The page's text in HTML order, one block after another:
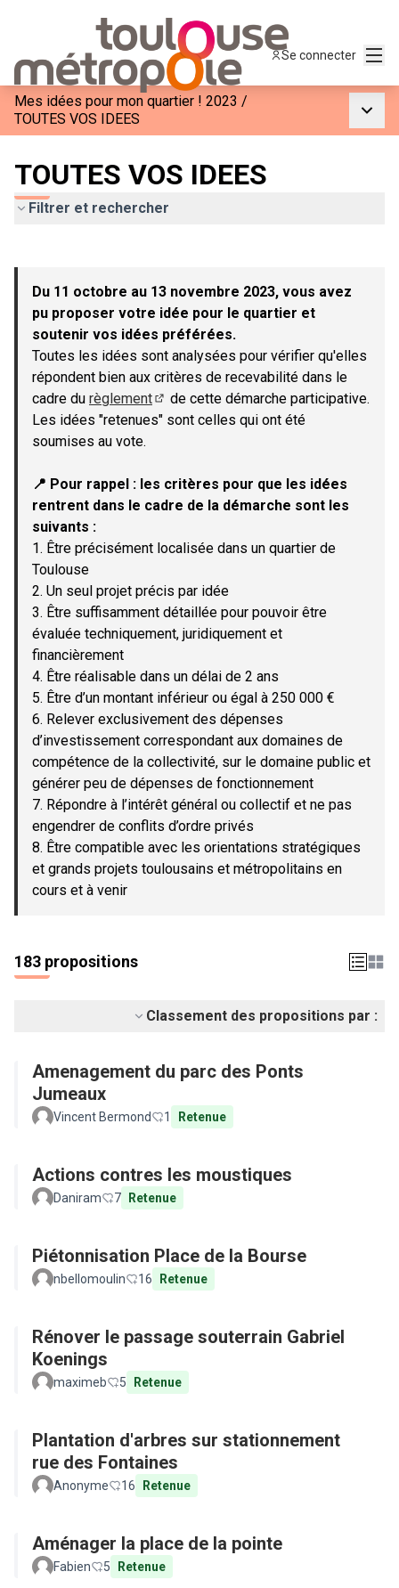
Se connecter
Mes idées pour mon quartier ! 2023 /
TOUTES VOS IDEES
TOUTES VOS IDEES
Filtrer et rechercher
−
Du 11 octobre au 13 novembre 2023, vous avez
pu proposer votre idée pour le quartier et
soutenir vos idées préférées.
Toutes les idées sont analysées pour vérifier qu'elles
répondent bien aux critères de recevabilité dans le
cadre du règlement
(Lien externe)
de cette démarche participative.
Les idées "retenues" sont celles qui ont été
soumises au vote.
📍 Pour rappel : les critères pour que les idées
rentrent dans le cadre de la démarche sont les
suivants :
1. Être précisément localisée dans un quartier de
Toulouse
2. Un seul projet précis par idée
3. Être suffisamment détaillée pour pouvoir être
évaluée techniquement, juridiquement et
financièrement
4. Être réalisable dans un délai de 2 ans
5. Être d’un montant inférieur ou égal à 250 000 €
6. Relever exclusivement des dépenses
d’investissement correspondant aux domaines de
compétence de la collectivité, sur le domaine public et
générer peu de dépenses de fonctionnement
7. Répondre à l’intérêt général ou collectif et ne pas
engendrer de conflits d’ordre privés
8. Être compatible avec les orientations stratégiques
et grands projets toulousains et métropolitains en
cours et à venir
183 propositions
Classement des propositions par :
Amenagement du parc des Ponts
Jumeaux
Vincent Bermond 1 Retenue
Actions contres les moustiques
Daniram 7 Retenue
Piétonnisation Place de la Bourse
nbellomoulin 16 Retenue
Rénover le passage souterrain Gabriel
Koenings
maximeb 5 Retenue
Plantation d'arbres sur stationnement
rue des Fontaines
Anonyme 16 Retenue
Aménager la place de la pointe
Fabien 5 Retenue